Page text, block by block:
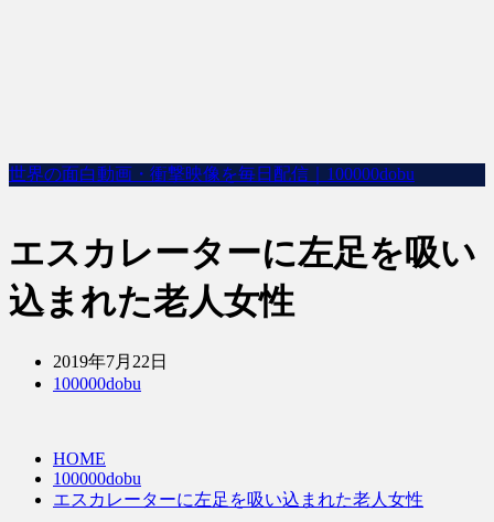
世界の面白動画・衝撃映像を毎日配信｜100000dobu
エスカレーターに左足を吸い
込まれた老人女性
2019年7月22日
100000dobu
HOME
100000dobu
エスカレーターに左足を吸い込まれた老人女性